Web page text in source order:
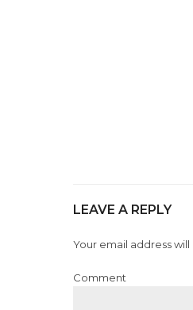
LEAVE A REPLY
Your email address
Comment